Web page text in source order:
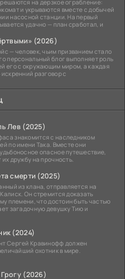
на дерзкое ограбление:
и укрываются вместе с добычей
насосной станции. На первый
удачно — план сработал, и
(2026)
— человек, чьим призванием стало
персональный блог выполняет роль
его с окружающим миром, а каждая
разговор с
Лев (2025)
знакомится с наследником
по имени Така. Вместе они
опасное путешествие,
дружбу на прочность.
смерти (2025)
из клана, отправляется на
Он стремится доказать
племени, что достоин быть частью
загадочную девушку Тию и
(2024)
Сергей Кравинофф должен
охотник в мире.
(2026)